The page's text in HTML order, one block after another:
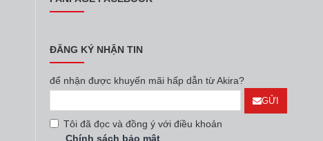
ĐĂNG KÝ NHẬN TIN
để nhận được khuyến mãi hấp dẫn từ Akira?
GỬI
Tôi đã đọc và đồng ý với điều khoản
Chính sách bảo mật